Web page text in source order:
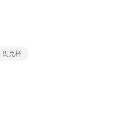
並將交易相關給付款項請
馬克杯